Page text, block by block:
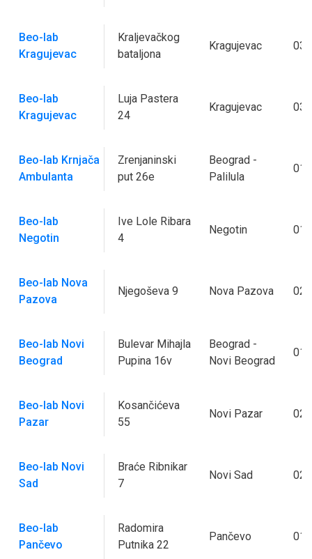
Beo-lab
Kragujevac
Kraljevačkog
bataljona
Kragujevac
Beo-lab
Kragujevac
Luja Pastera
24
Kragujevac
Beo-lab Krnjača
Ambulanta
Zrenjaninski
put 26e
Beograd -
Palilula
Beo-lab
Negotin
Ive Lole Ribara
4
Negotin
Beo-lab Nova
Pazova
Njegoševa 9 Nova Pazova
Beo-lab Novi
Beograd
Bulevar Mihajla
Pupina 16v
Beograd -
Novi Beograd
Beo-lab Novi
Pazar
Kosančićeva
55
Novi Pazar
Beo-lab Novi
Sad
Braće Ribnikar
7
Novi Sad
Beo-lab
Pančevo
Radomira
Putnika 22
Pančevo